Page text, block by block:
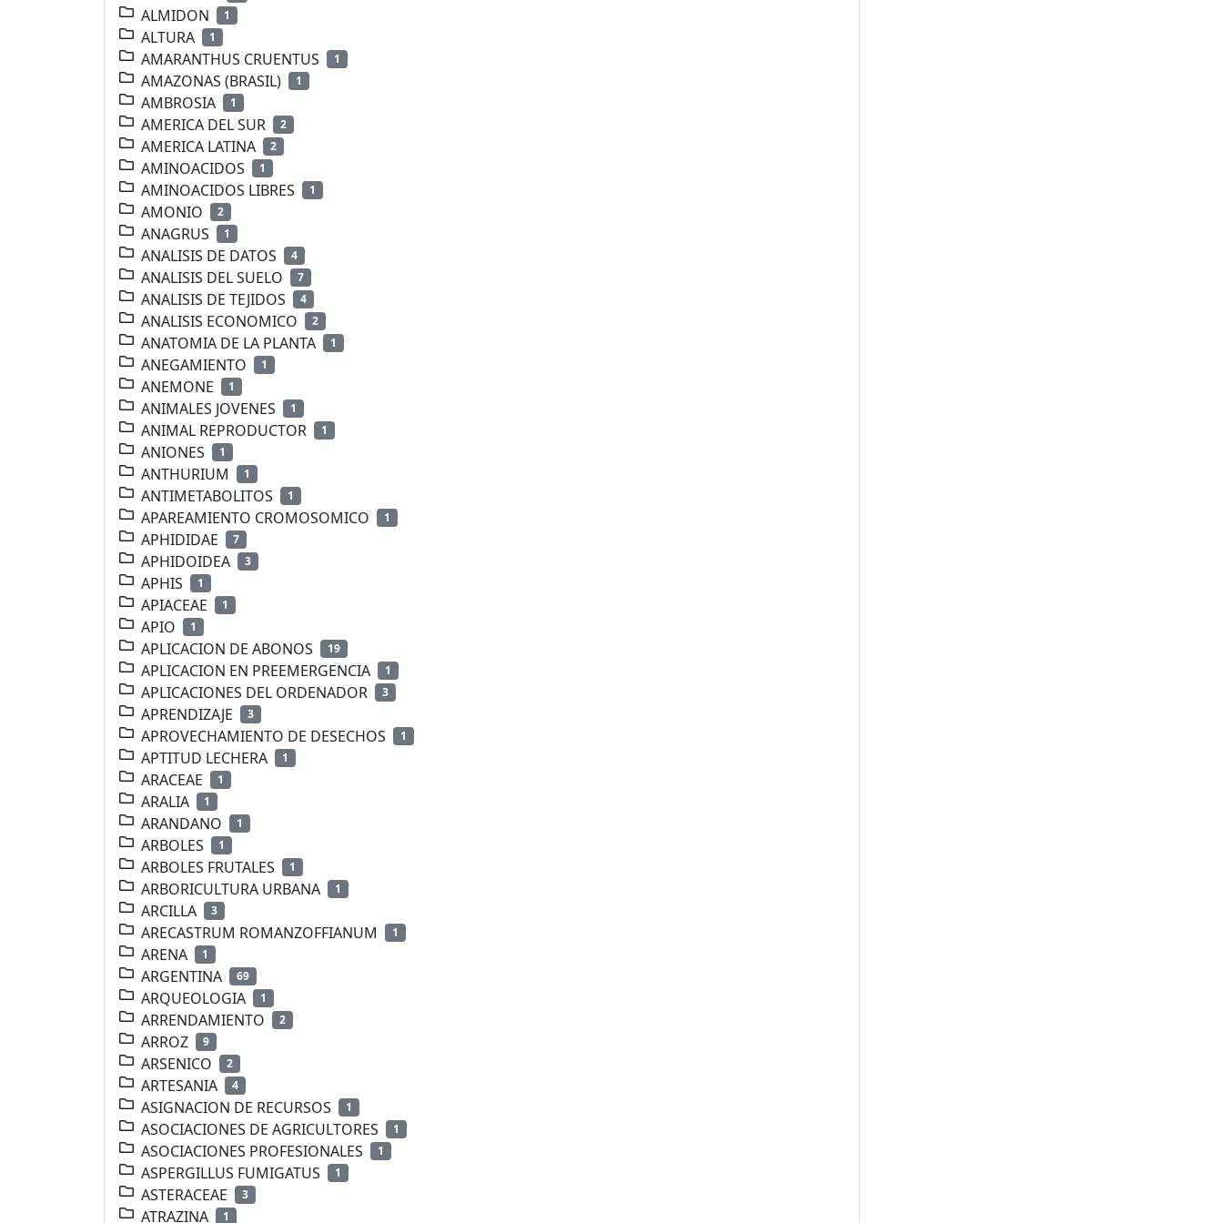
ALMIDON 1
ALTURA 1
AMARANTHUS CRUENTUS 1
AMAZONAS (BRASIL) 1
AMBROSIA 1
AMERICA DEL SUR 2
AMERICA LATINA 2
AMINOACIDOS 1
AMINOACIDOS LIBRES 1
AMONIO 2
ANAGRUS 1
ANALISIS DE DATOS 4
ANALISIS DEL SUELO 7
ANALISIS DE TEJIDOS 4
ANALISIS ECONOMICO 2
ANATOMIA DE LA PLANTA 1
ANEGAMIENTO 1
ANEMONE 1
ANIMALES JOVENES 1
ANIMAL REPRODUCTOR 1
ANIONES 1
ANTHURIUM 1
ANTIMETABOLITOS 1
APAREAMIENTO CROMOSOMICO 1
APHIDIDAE 7
APHIDOIDEA 3
APHIS 1
APIACEAE 1
APIO 1
APLICACION DE ABONOS 19
APLICACION EN PREEMERGENCIA 1
APLICACIONES DEL ORDENADOR 3
APRENDIZAJE 3
APROVECHAMIENTO DE DESECHOS 1
APTITUD LECHERA 1
ARACEAE 1
ARALIA 1
ARANDANO 1
ARBOLES 1
ARBOLES FRUTALES 1
ARBORICULTURA URBANA 1
ARCILLA 3
ARECASTRUM ROMANZOFFIANUM 1
ARENA 1
ARGENTINA 69
ARQUEOLOGIA 1
ARRENDAMIENTO 2
ARROZ 9
ARSENICO 2
ARTESANIA 4
ASIGNACION DE RECURSOS 1
ASOCIACIONES DE AGRICULTORES 1
ASOCIACIONES PROFESIONALES 1
ASPERGILLUS FUMIGATUS 1
ASTERACEAE 3
ATRAZINA 1